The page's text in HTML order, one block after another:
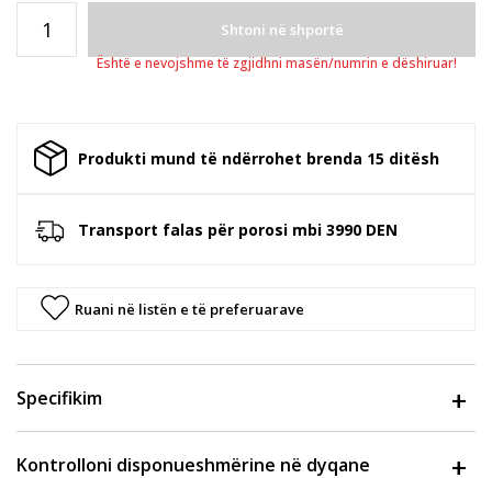
Shtoni në shportë
Është e nevojshme të zgjidhni masën/numrin e dëshiruar!
Produkti mund të ndërrohet brenda 15 ditësh
Transport falas për porosi mbi 3990 DEN
Ruani në listën e të preferuarave
Specifikim
Kontrolloni disponueshmërine në dyqane